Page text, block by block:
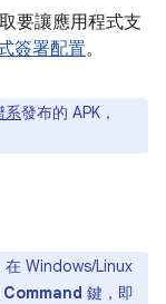
要讓應用程式支
簽署配置。
系發布的 APK，
在 Windows/Linux
Command 鍵，即